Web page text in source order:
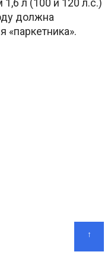
л (100 и 120 л.с.)
должна
«паркетника».
↑